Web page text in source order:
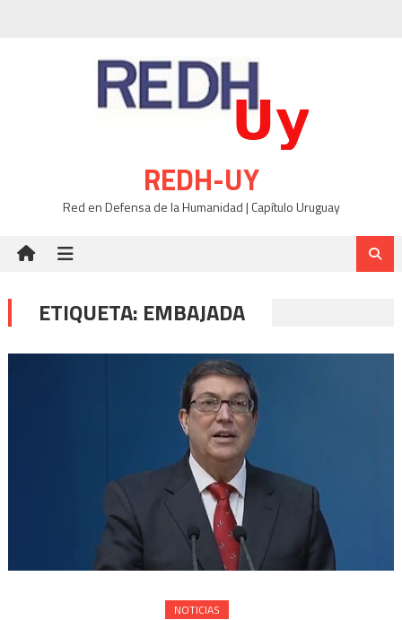
REDH-UY
Red en Defensa de la Humanidad | Capítulo Uruguay
ETIQUETA: EMBAJADA
NOTICIAS